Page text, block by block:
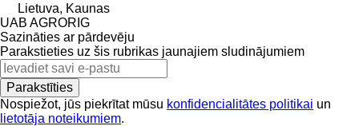
Lietuva, Kaunas
UAB AGRORIG
Sazināties ar pārdevēju
Parakstieties uz šis rubrikas jaunajiem sludinājumiem
Parakstīties
Nospiežot, jūs piekrītat mūsu konfidencialitātes politikai un
lietotāja noteikumiem.